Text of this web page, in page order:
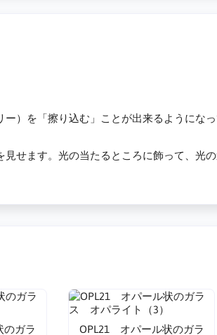
）を「擦り込む」ことが出来るようにな
せます。光の当たるところに飾って、光の
ガラ
OPL21 オパール状のガラ